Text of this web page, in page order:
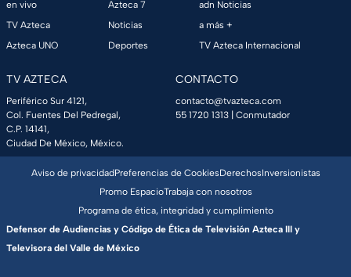
en vivo
TV Azteca
Azteca UNO
Azteca 7
Noticias
Deportes
adn Noticias
a más +
TV Azteca Internacional
TV AZTECA
Periférico Sur 4121,
Col. Fuentes Del Pedregal,
C.P. 14141,
Ciudad De México, México.
CONTACTO
contacto@tvazteca.com
55 1720 1313 | Conmutador
Aviso de privacidadPreferencias de CookiesDerechosInversionistas
Promo EspacioTrabaja con nosotros
Programa de ética, integridad y cumplimiento
Defensor de Audiencias y Código de Ética de Televisión Azteca III y
Televisora del Valle de México